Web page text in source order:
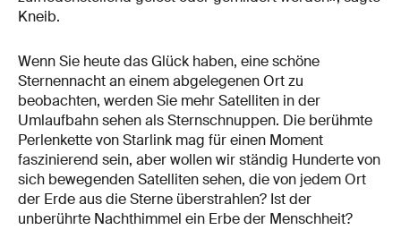
Kneib.
Wenn Sie heute das Glück haben, eine schöne
Sternennacht an einem abgelegenen Ort zu
beobachten, werden Sie mehr Satelliten in der
Umlaufbahn sehen als Sternschnuppen. Die berühmte
Perlenkette von Starlink mag für einen Moment
faszinierend sein, aber wollen wir ständig Hunderte von
sich bewegenden Satelliten sehen, die von jedem Ort
der Erde aus die Sterne überstrahlen? Ist der
unberührte Nachthimmel ein Erbe der Menschheit?